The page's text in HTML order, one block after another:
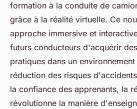
formation à la conduite de
grâce à la réalité virtuelle. Ce
approche immersive et
futurs conducteurs d'acquérir
pratiques dans un
réduction des risques
la confiance des apprenants, la
révolutionne la manière